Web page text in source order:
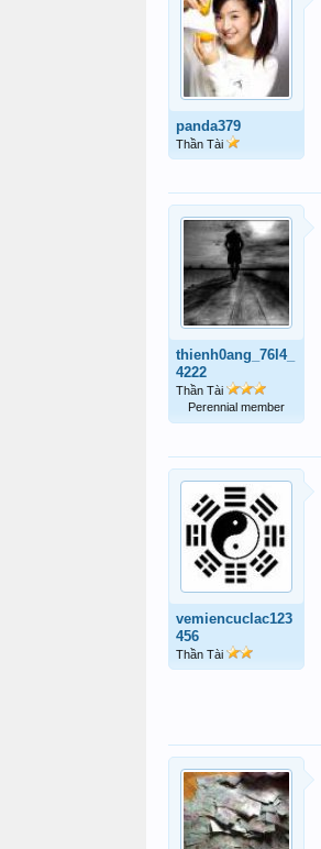
panda379
Thần Tài
thienh0ang_76l4_
4222
Thần Tài
Perennial member
vemiencuclac123
456
Thần Tài